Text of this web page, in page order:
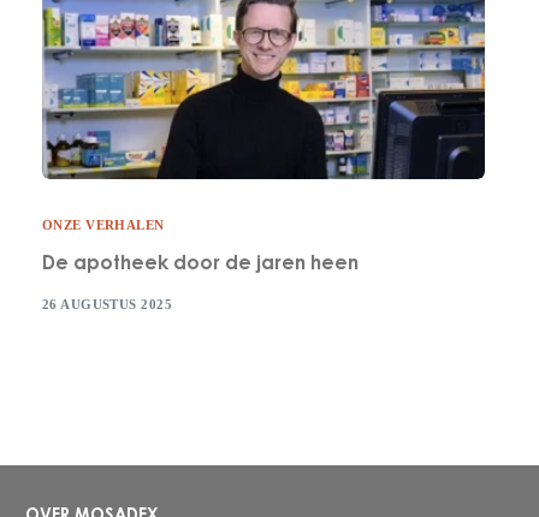
ONZE VERHALEN
De apotheek door de jaren heen
26 AUGUSTUS 2025